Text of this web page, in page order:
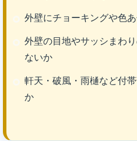
外壁にチョーキングや色
外壁の目地やサッシまわ
ないか
軒天・破風・雨樋など付
か